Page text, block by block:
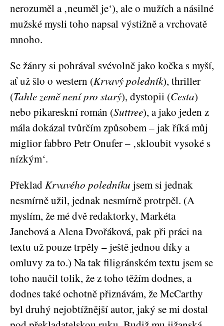
nerozuměl a ‚neuměl je‘), ale o mužích a násilné
mužské mysli toho napsal výstižně a vrchovatě
mnoho.
Se žánry si pohrával svévolně jako kočka s myší,
ať už šlo o western (Krvavý poledník), thriller
(Tahle země není pro starý), dystopii (Cesta)
nebo pikareskní román (Suttree), a jako jeden z
mála dokázal tvůrčím způsobem – jak říká můj
miglior fabbro Petr Onufer – ‚skloubit vysoké s
nízkým‘.
PřekladKrvavého poledníku jsem si jednak
nesmírně užil, jednak nesmírně protrpěl. (A
myslím, že mé dvě redaktorky, Markéta
Janebová a Alena Dvořáková, pak při práci na
textu už pouze trpěly – ještě jednou díky a
omluvy za to.) Na tak filigránském textu jsem se
toho naučil tolik, že z toho těžím dodnes, a
dodnes také ochotně přiznávám, že McCarthy
byl druhý nejobtížnější autor, jaký se mi dostal